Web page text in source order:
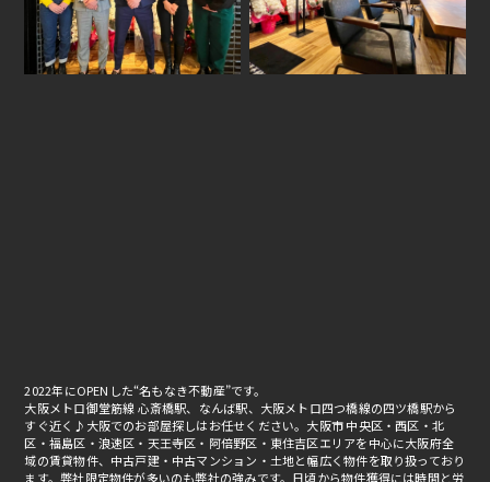
2022年にOPENした“名もなき不動産”です。
大阪メトロ御堂筋線 心斎橋駅、なんば駅、大阪メトロ四つ橋線の四ツ橋駅から
すぐ近く♪大阪でのお部屋探しはお任せください。大阪市 中央区・西区・北
区・福島区・浪速区・天王寺区・阿倍野区・東住吉区エリアを中心に大阪府全
域の賃貸物件、中古戸建・中古マンション・土地と幅広く物件を取り扱っており
ます。弊社限定物件が多いのも弊社の強みです。日頃から物件獲得には時間と労